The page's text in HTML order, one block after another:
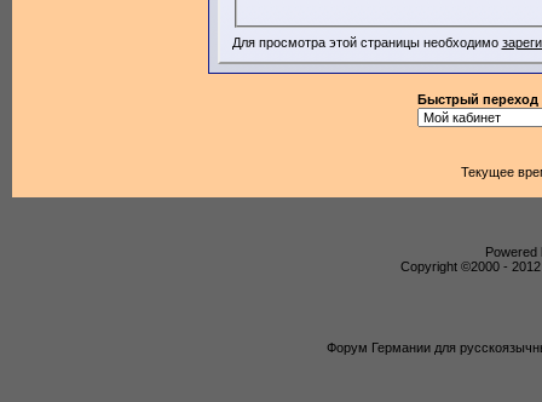
Для просмотра этой страницы необходимо
Быстрый переход
Текущее
Powered
Copyright ©2000 -
Форум Германии для